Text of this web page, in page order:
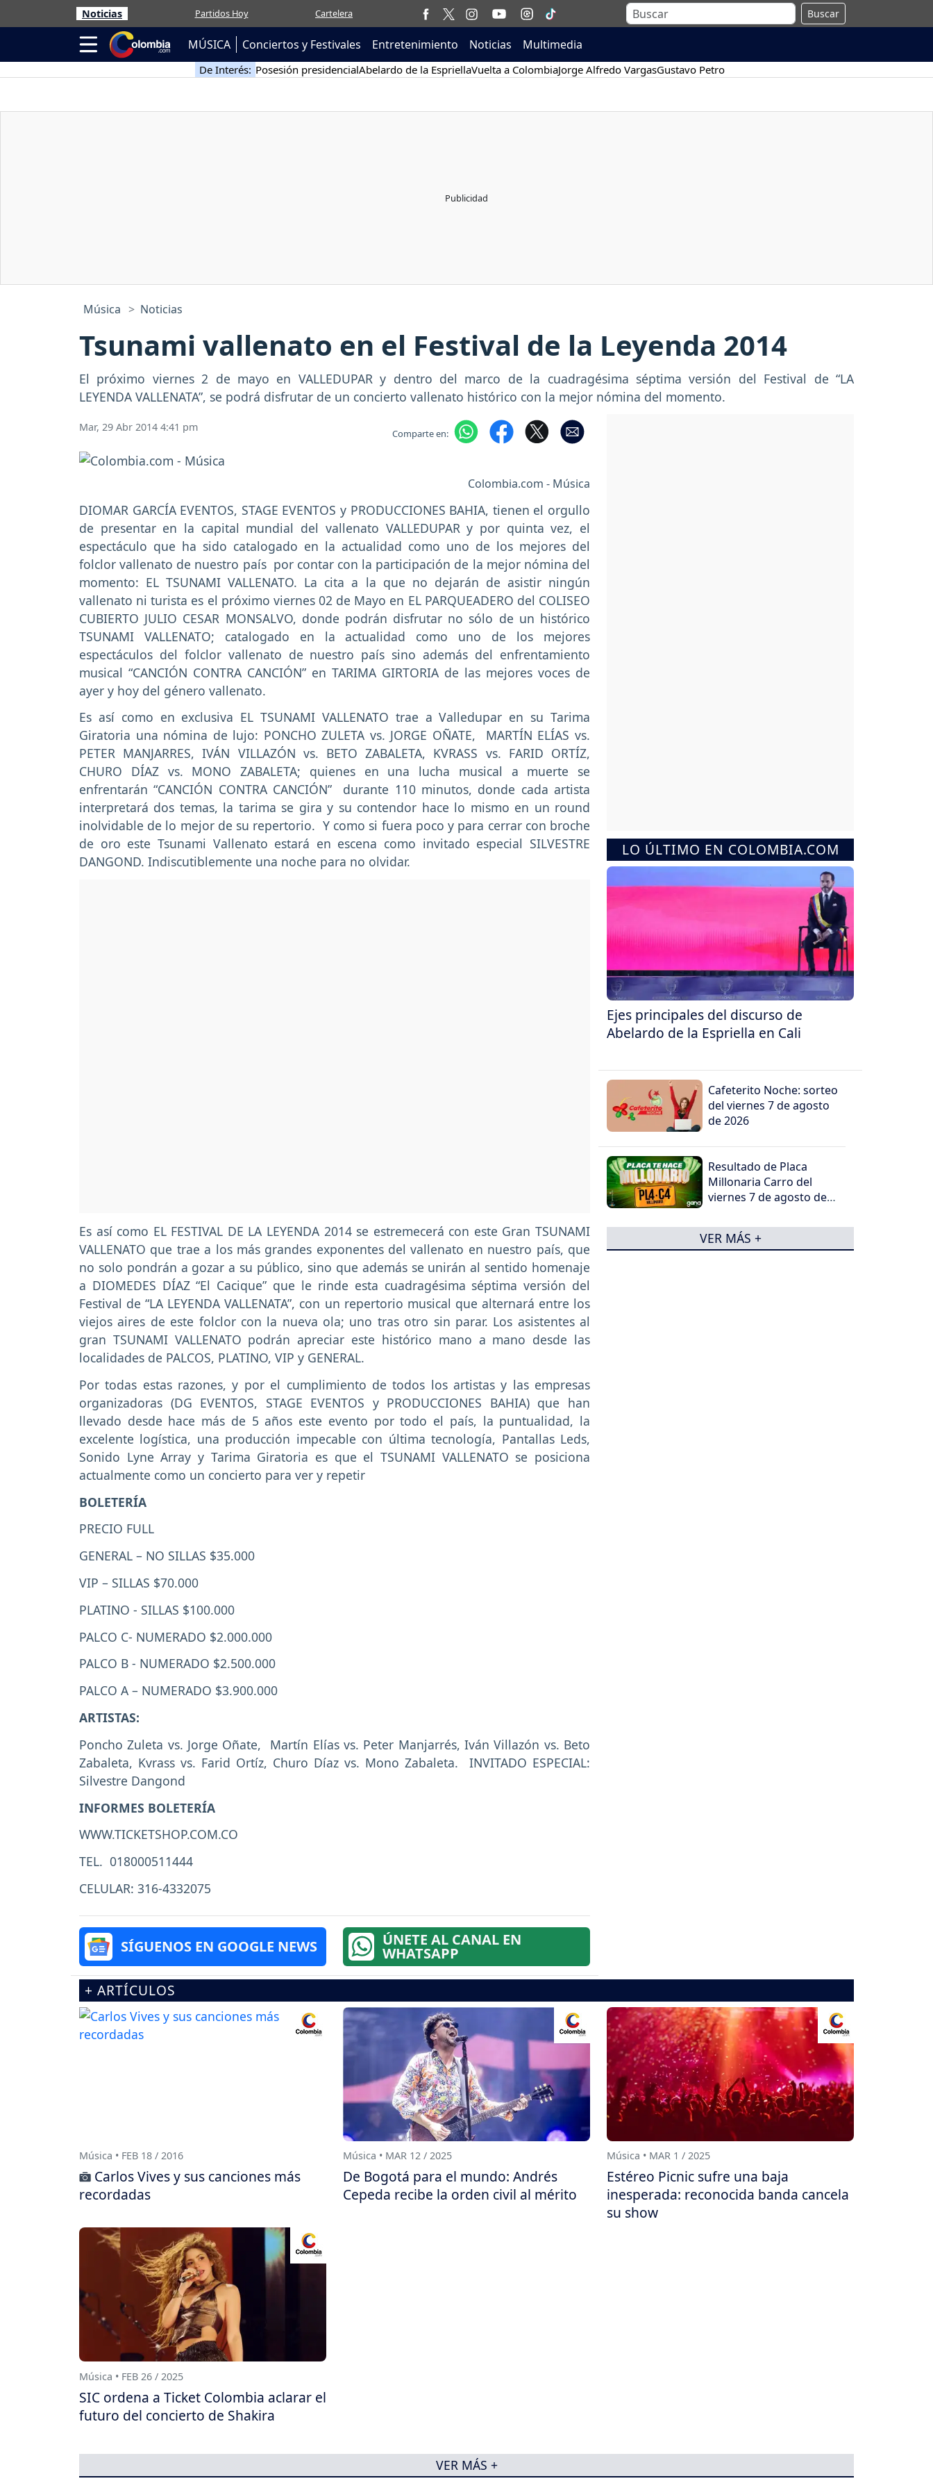
Noticias Partidos Hoy Cartelera Buscar
MÚSICA Conciertos y Festivales Entretenimiento Noticias Multimedia
De Interés: Posesión presidencialAbelardo de la EspriellaVuelta a ColombiaJorge Alfredo VargasGustavo Petro
Música Noticias
Tsunami vallenato en el Festival de la Leyenda 2014
El próximo viernes 2 de mayo en VALLEDUPAR y dentro del marco de la cuadragésima séptima versión del Festival de “LA
LEYENDA VALLENATA”, se podrá disfrutar de un concierto vallenato histórico con la mejor nómina del momento.
Mar, 29 Abr 2014 4:41 pm Comparte en:
Colombia.com - Música
DIOMAR GARCÍA EVENTOS, STAGE EVENTOS y PRODUCCIONES BAHIA, tienen el orgullo
de presentar en la capital mundial del vallenato VALLEDUPAR y por quinta vez, el
espectáculo que ha sido catalogado en la actualidad como uno de los mejores del
folclor vallenato de nuestro país por contar con la participación de la mejor nómina del
momento: EL TSUNAMI VALLENATO. La cita a la que no dejarán de asistir ningún
vallenato ni turista es el próximo viernes 02 de Mayo en EL PARQUEADERO del COLISEO
CUBIERTO JULIO CESAR MONSALVO, donde podrán disfrutar no sólo de un histórico
TSUNAMI VALLENATO; catalogado en la actualidad como uno de los mejores
espectáculos del folclor vallenato de nuestro país sino además del enfrentamiento
musical “CANCIÓN CONTRA CANCIÓN” en TARIMA GIRTORIA de las mejores voces de
ayer y hoy del género vallenato.
Es así como en exclusiva EL TSUNAMI VALLENATO trae a Valledupar en su Tarima
Giratoria una nómina de lujo: PONCHO ZULETA vs. JORGE OÑATE, MARTÍN ELÍAS vs.
PETER MANJARRES, IVÁN VILLAZÓN vs. BETO ZABALETA, KVRASS vs. FARID ORTÍZ,
CHURO DÍAZ vs. MONO ZABALETA; quienes en una lucha musical a muerte se
enfrentarán “CANCIÓN CONTRA CANCIÓN” durante 110 minutos, donde cada artista
interpretará dos temas, la tarima se gira y su contendor hace lo mismo en un round
inolvidable de lo mejor de su repertorio. Y como si fuera poco y para cerrar con broche
de oro este Tsunami Vallenato estará en escena como invitado especial SILVESTRE
DANGOND. Indiscutiblemente una noche para no olvidar.
Es así como EL FESTIVAL DE LA LEYENDA 2014 se estremecerá con este Gran TSUNAMI
VALLENATO que trae a los más grandes exponentes del vallenato en nuestro país, que
no solo pondrán a gozar a su público, sino que además se unirán al sentido homenaje
a DIOMEDES DÍAZ “El Cacique” que le rinde esta cuadragésima séptima versión del
Festival de “LA LEYENDA VALLENATA”, con un repertorio musical que alternará entre los
viejos aires de este folclor con la nueva ola; uno tras otro sin parar. Los asistentes al
gran TSUNAMI VALLENATO podrán apreciar este histórico mano a mano desde las
localidades de PALCOS, PLATINO, VIP y GENERAL.
Por todas estas razones, y por el cumplimiento de todos los artistas y las empresas
organizadoras (DG EVENTOS, STAGE EVENTOS y PRODUCCIONES BAHIA) que han
llevado desde hace más de 5 años este evento por todo el país, la puntualidad, la
excelente logística, una producción impecable con última tecnología, Pantallas Leds,
Sonido Lyne Array y Tarima Giratoria es que el TSUNAMI VALLENATO se posiciona
actualmente como un concierto para ver y repetir
BOLETERÍA
PRECIO FULL
GENERAL – NO SILLAS $35.000
VIP – SILLAS $70.000
PLATINO - SILLAS $100.000
PALCO C- NUMERADO $2.000.000
PALCO B - NUMERADO $2.500.000
PALCO A – NUMERADO $3.900.000
ARTISTAS:
Poncho Zuleta vs. Jorge Oñate, Martín Elías vs. Peter Manjarrés, Iván Villazón vs. Beto
Zabaleta, Kvrass vs. Farid Ortíz, Churo Díaz vs. Mono Zabaleta. INVITADO ESPECIAL:
Silvestre Dangond
INFORMES BOLETERÍA
WWW.TICKETSHOP.COM.CO
TEL. 018000511444
CELULAR: 316-4332075
SÍGUENOS EN GOOGLE NEWS ÚNETE AL CANAL EN
WHATSAPP
LO ÚLTIMO EN COLOMBIA.COM
Ejes principales del discurso de
Abelardo de la Espriella en Cali
Cafeterito Noche: sorteo
del viernes 7 de agosto
de 2026
Resultado de Placa
Millonaria Carro del
viernes 7 de agosto de
VER MÁS +
+ ARTÍCULOS
Música • FEB 18 / 2016
Carlos Vives y sus canciones más
recordadas
Música • MAR 12 / 2025
De Bogotá para el mundo: Andrés
Cepeda recibe la orden civil al mérito
Música • MAR 1 / 2025
Estéreo Picnic sufre una baja
inesperada: reconocida banda cancela
su show
Música • FEB 26 / 2025
SIC ordena a Ticket Colombia aclarar el
futuro del concierto de Shakira
VER MÁS +